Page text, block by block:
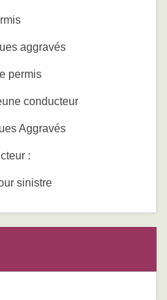
aggravés
permis
conducteur
Aggravés
:
sinistre